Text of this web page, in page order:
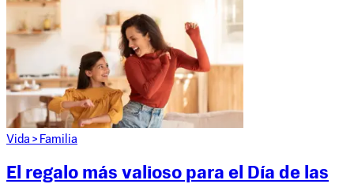
Vida > Familia
El regalo más valioso para el Día de las